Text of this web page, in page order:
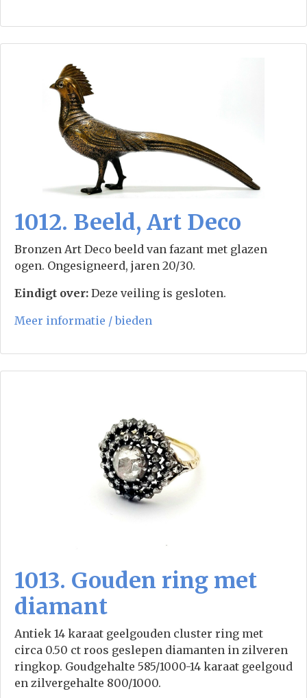
1012. Beeld, Art Deco
Bronzen Art Deco beeld van fazant met glazen
ogen. Ongesigneerd, jaren 20/30.
Eindigt over: Deze veiling is gesloten.
Meer informatie / bieden
1013. Gouden ring met
diamant
Antiek 14 karaat geelgouden cluster ring met
circa 0.50 ct roos geslepen diamanten in zilveren
ringkop. Goudgehalte 585/1000-14 karaat geelgoud
en zilvergehalte 800/1000.